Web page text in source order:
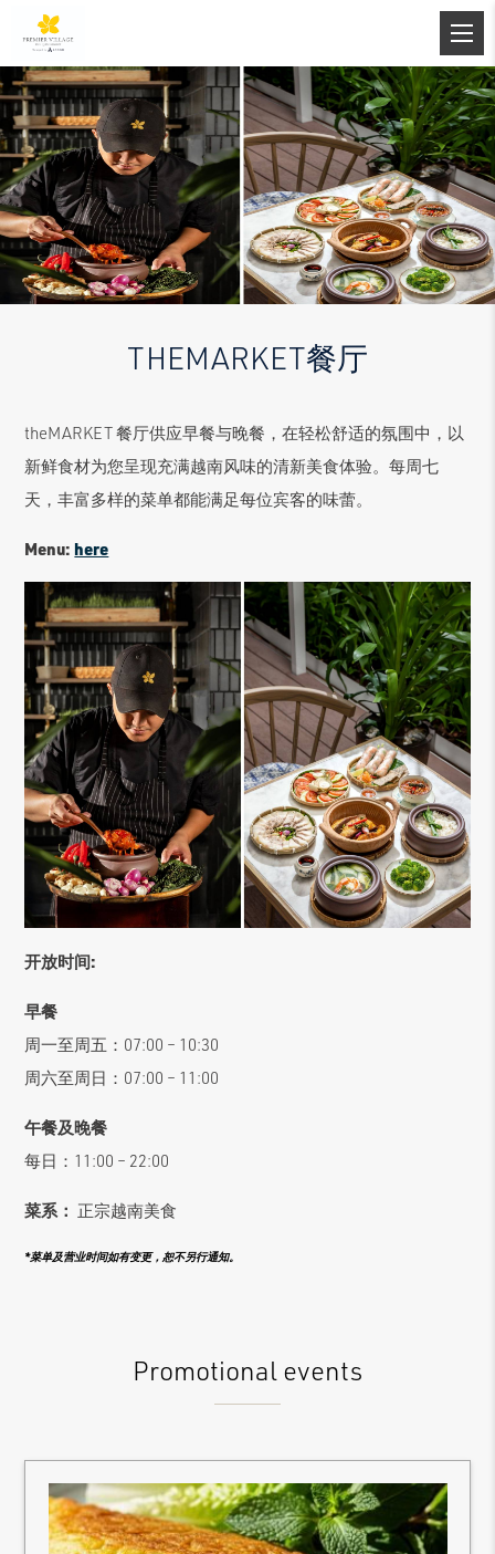
THEMARKET餐厅
theMARKET 餐厅供应早餐与晚餐，在轻松舒适的氛围中，以
新鲜食材为您呈现充满越南风味的清新美食体验。每周七
天，丰富多样的菜单都能满足每位宾客的味蕾。
Menu:here
开放时间:
早餐
周一至周五：07:00 – 10:30
周六至周日：07:00 – 11:00
午餐及晚餐
每日：11:00 – 22:00
菜系： 正宗越南美食
*菜单及营业时间如有变更，恕不另行通知。
Promotional events